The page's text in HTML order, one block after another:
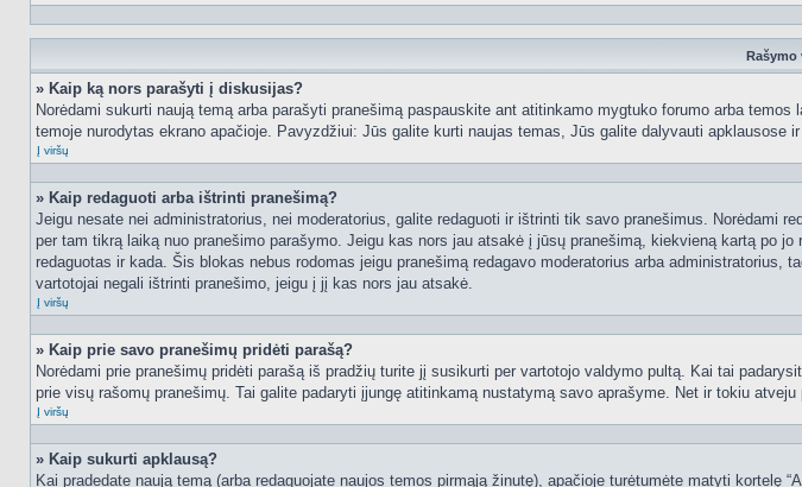
Rašymo
» Kaip ką nors parašyti į diskusijas?
Norėdami sukurti naują temą arba parašyti pranešimą paspauskite ant atitinkamo mygtuko forumo arba
temoje nurodytas ekrano apačioje. Pavyzdžiui: Jūs galite kurti naujas temas, Jūs galite dalyvauti apklausose
Į viršų
» Kaip redaguoti arba ištrinti pranešimą?
Jeigu nesate nei administratorius, nei moderatorius, galite redaguoti ir ištrinti tik savo pranešimus. Norėdami
per tam tikrą laiką nuo pranešimo parašymo. Jeigu kas nors jau atsakė į jūsų pranešimą, kiekvieną kartą po
redaguotas ir kada. Šis blokas nebus rodomas jeigu pranešimą redagavo moderatorius arba
vartotojai negali ištrinti pranešimo, jeigu į jį kas nors jau atsakė.
Į viršų
» Kaip prie savo pranešimų pridėti parašą?
Norėdami prie pranešimų pridėti parašą iš pradžių turite jį susikurti per vartotojo valdymo pultą. Kai tai
prie visų rašomų pranešimų. Tai galite padaryti įjungę atitinkamą nustatymą savo aprašyme. Net ir tokiu
Į viršų
» Kaip sukurti apklausą?
Kai pradedate naują temą (arba redaguojate naujos temos pirmąją žinutę), apačioje turėtumėte matyti